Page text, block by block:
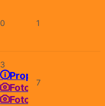
0 1
3
Propozice
Fotografie
Fotografie
7